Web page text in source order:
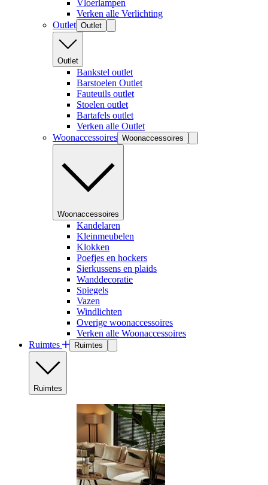
Vloerlampen
Verken alle Verlichting
Outlet Outlet
Outlet
Bankstel outlet
Barstoelen Outlet
Fauteuils outlet
Stoelen outlet
Bartafels outlet
Verken alle Outlet
Woonaccessoires Woonaccessoires
Woonaccessoires
Kandelaren
Kleinmeubelen
Klokken
Poefjes en hockers
Sierkussens en plaids
Wanddecoratie
Spiegels
Vazen
Windlichten
Overige woonaccessoires
Verken alle Woonaccessoires
Ruimtes
Ruimtes
Ruimtes